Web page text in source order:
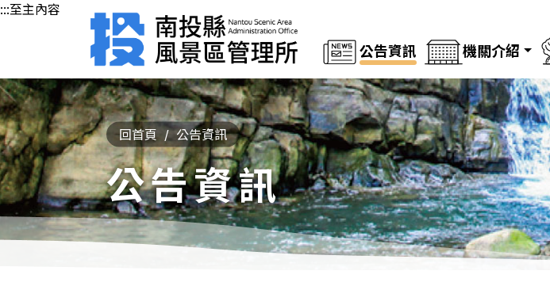
:::至主內容
公告資訊 機關介紹
回首頁 公告資訊
公告資訊